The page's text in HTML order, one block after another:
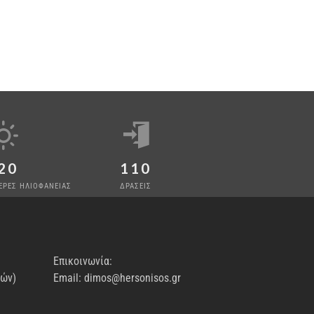
ΗΛΙΟΦΑΝΕΙΑΣ
110
ΔΡΑΣΕΙΣ
Επικοινωνία:
Email: dimos@hersonisos.gr